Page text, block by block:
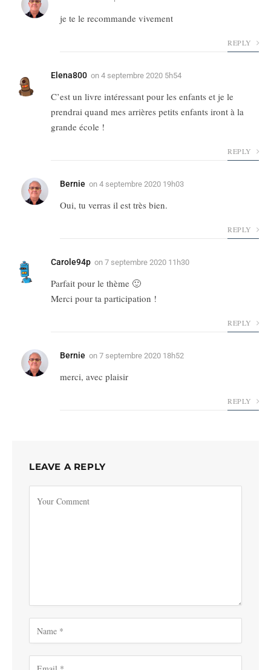
je te le recommande vivement
REPLY
Elena800 on 4 septembre 2020 5h54
C’est un livre intéressant pour les enfants et je le
prendrai quand mes arrières petits enfants iront à la
grande école !
REPLY
Bernie on 4 septembre 2020 19h03
Oui, tu verras il est très bien.
REPLY
Carole94p on 7 septembre 2020 11h30
Parfait pour le thème 🙂
Merci pour ta participation !
REPLY
Bernie on 7 septembre 2020 18h52
merci, avec plaisir
REPLY
LEAVE A REPLY